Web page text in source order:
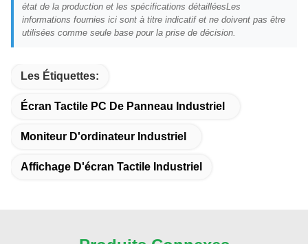
état de la production et les spécifications détailléesLes
informations fournies ici sont à titre indicatif et ne doivent pas être
utilisées comme seule base pour la prise de décision.
Les Étiquettes:
Écran Tactile PC De Panneau Industriel
Moniteur D'ordinateur Industriel
Affichage D'écran Tactile Industriel